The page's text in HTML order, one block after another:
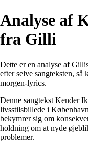
Analyse af
fra Gilli
Dette er en analyse af
efter selve sangteksten, så
morgen-lyrics.
Denne sangtekst Kender
livsstilsbillede i
bekymrer sig om
holdning om at nyde
problemer.